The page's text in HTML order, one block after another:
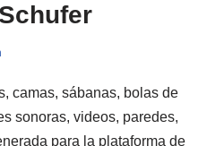
camas, sábanas, bolas de
sonoras, videos, paredes,
para la plataforma de